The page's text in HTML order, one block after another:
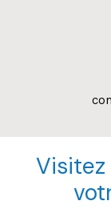
Visitez